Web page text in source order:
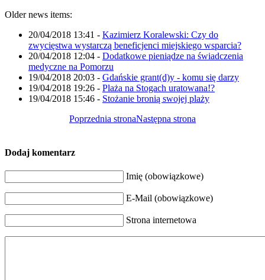
Older news items:
20/04/2018 13:41 - Kazimierz Koralewski: Czy do
zwycięstwa wystarczą beneficjenci miejskiego wsparcia?
20/04/2018 12:04 - Dodatkowe pieniądze na świadczenia
medyczne na Pomorzu
19/04/2018 20:03 - Gdańskie grant(d)y - komu się darzy
19/04/2018 19:26 - Plaża na Stogach uratowana!?
19/04/2018 15:46 - Stożanie bronią swojej plaży
Poprzednia stronaNastępna strona
Dodaj komentarz
Imię (obowiązkowe)
E-Mail (obowiązkowe)
Strona internetowa